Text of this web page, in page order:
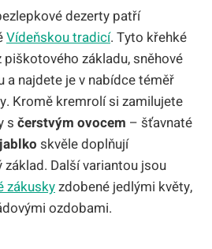
dezerty patří
Vídeňskou tradicí. Tyto křehké
základu, sněhové
a najdete je v nabídce téměř
Kromě kremrolí si zamilujete
s čerstvým ovocem – šťavnaté
jablko skvěle doplňují
Další variantou jsou
zákuskyzdobené jedlými květy,
ozdobami.